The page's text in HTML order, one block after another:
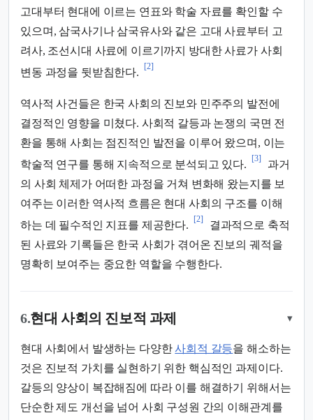
고대부터 현대에 이르는 연표와 학술 자료를 확인할 수
있으며, 삼국사기나 삼국유사와 같은 고대 사료부터 고
려사, 조선시대 사료에 이르기까지 방대한 사료가 사회
변동 과정을 뒷받침한다.
[2]
역사적 사건들은 한국 사회의 진보와 민주주의 발전에
결정적인 영향을 미쳤다. 사회적 갈등과 논쟁의 국면 전
환을 통해 사회는 점진적인 발전을 이루어 왔으며, 이는
학술적 연구를 통해 지속적으로 분석되고 있다.
[3]
과거
의 사회 체제가 어떠한 과정을 거쳐 변화해 왔는지를 보
여주는 이러한 역사적 흐름은 현대 사회의 구조를 이해
하는 데 필수적인 지표를 제공한다.
[2]
결과적으로 축적
된 사료와 기록들은 한국 사회가 겪어온 진보의 궤적을
명확히 보여주는 중요한 역할을 수행한다.
6.현대 사회의 진보적 과제 ▾
현대 사회에서 발생하는 다양한사회적 갈등을 해소하는
것은 진보적 가치를 실현하기 위한 핵심적인 과제이다.
갈등의 양상이 복잡해짐에 따라 이를 해결하기 위해서는
단순한 제도 개선을 넘어 사회 구성원 간의 이해관계를